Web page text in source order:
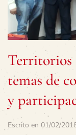
Territorios
temas de
y
Escrito en 01/02/